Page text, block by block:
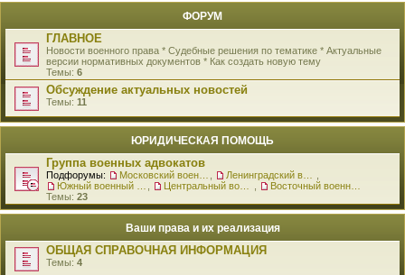
ФОРУМ
ГЛАВНОЕ
Новости военного права * Судебные решения по тематике * Актуальные
версии нормативных документов * Как создать новую тему
Темы: 6
Обсуждение актуальных новостей
Темы: 11
ЮРИДИЧЕСКАЯ ПОМОЩЬ
Группа военных адвокатов
Подфорумы:
Темы: 23
Ваши права и их реализация
ОБЩАЯ СПРАВОЧНАЯ ИНФОРМАЦИЯ
Темы: 4